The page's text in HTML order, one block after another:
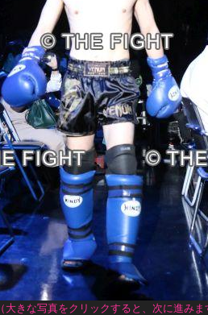
（大きな写真をクリックすると、次に進みま